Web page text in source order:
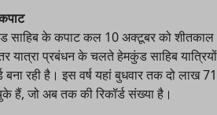
साहिब के कपाट कल 10 अक्टूबर को शीतकाल
यात्रा प्रबंधन के चलते हेमकुंड साहिब यात्रियों
बना रही है। इस वर्ष यहां बुधवार तक दो लाख 71
हैं, जो अब तक की रिकॉर्ड संख्या है।